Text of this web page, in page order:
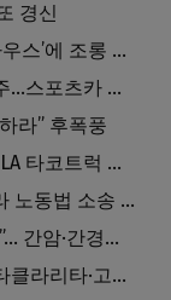
경신
“한남 더 휠·반포터 자이”…황희 ‘버스 하우스’에 조롱 쏟아져
테메큘라 15번 프리웨이서 140마일 질주…스포츠카 압수
라” 후폭풍
[화제] 과속 픽업트럭에 날아간 생계 … LA 타코트럭 일가족 3명 부상
[심층분석] 식당 3곳 옮겨 다니며 잇따라 노동법 소송 … 피소된 곳 모두 LA·OC 한인 식당들
[건강] “하루 커피 3~4잔 마셨을 뿐인데”… 간암·간경변 위험 뚝
폭염 속 산불 잇따라 … 버뱅크·피루·산타클라리타·고먼 잇단 산불